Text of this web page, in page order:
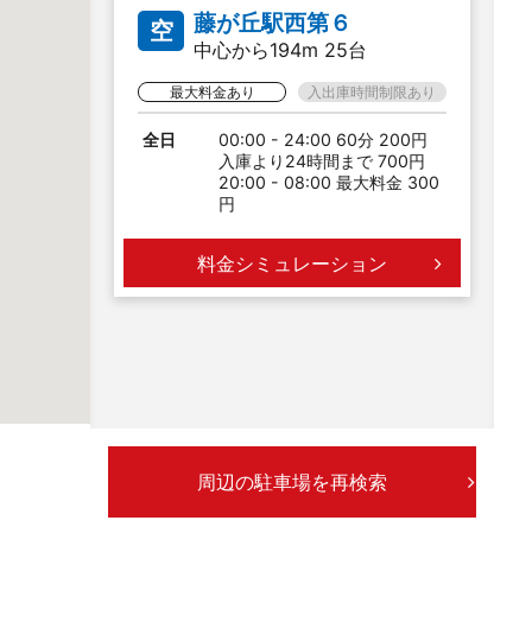
空 藤が丘駅西第６
中心から194m 25台
最大料金あり 入出庫時間制限あり
全日
00:00 - 24:00 60分 200円
入庫より24時間まで 700円
20:00 - 08:00 最大料金 300
円
料金シミュレーション
周辺の駐車場を再検索